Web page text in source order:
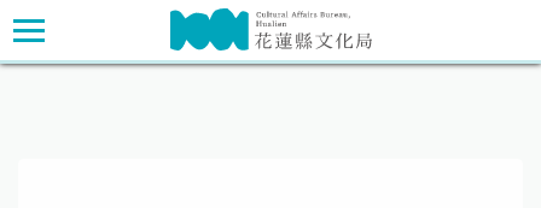
跳
到
主
主要內容區塊